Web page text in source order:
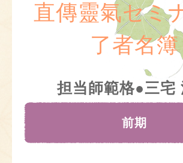
直傳靈氣セミ
了者名簿
担当師範格●三宅
前期